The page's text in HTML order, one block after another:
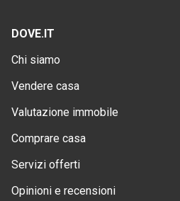
DOVE.IT
Chi siamo
Vendere casa
Valutazione immobile
Comprare casa
Servizi offerti
Opinioni e recensioni